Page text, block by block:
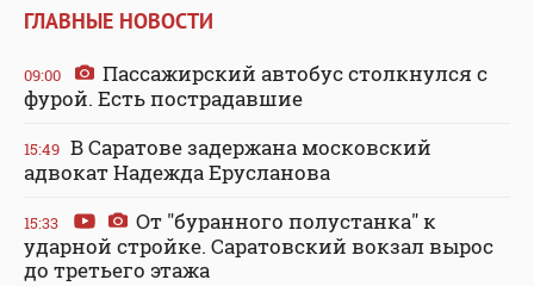
ГЛАВНЫЕ НОВОСТИ
09:00
Пассажирский автобус столкнулся с
фурой. Есть пострадавшие
15:49 В Саратове задержана московский
адвокат Надежда Ерусланова
15:33
От "буранного полустанка" к
ударной стройке. Саратовский вокзал вырос
до третьего этажа